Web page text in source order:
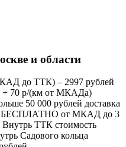
и области
до ТТК) – 2997 рублей
+ 70 р/(км от МКАДа)
50 000 рублей доставка
БЕСПЛАТНО от МКАД до 3
Внутрь ТТК стоимость
Садового кольца